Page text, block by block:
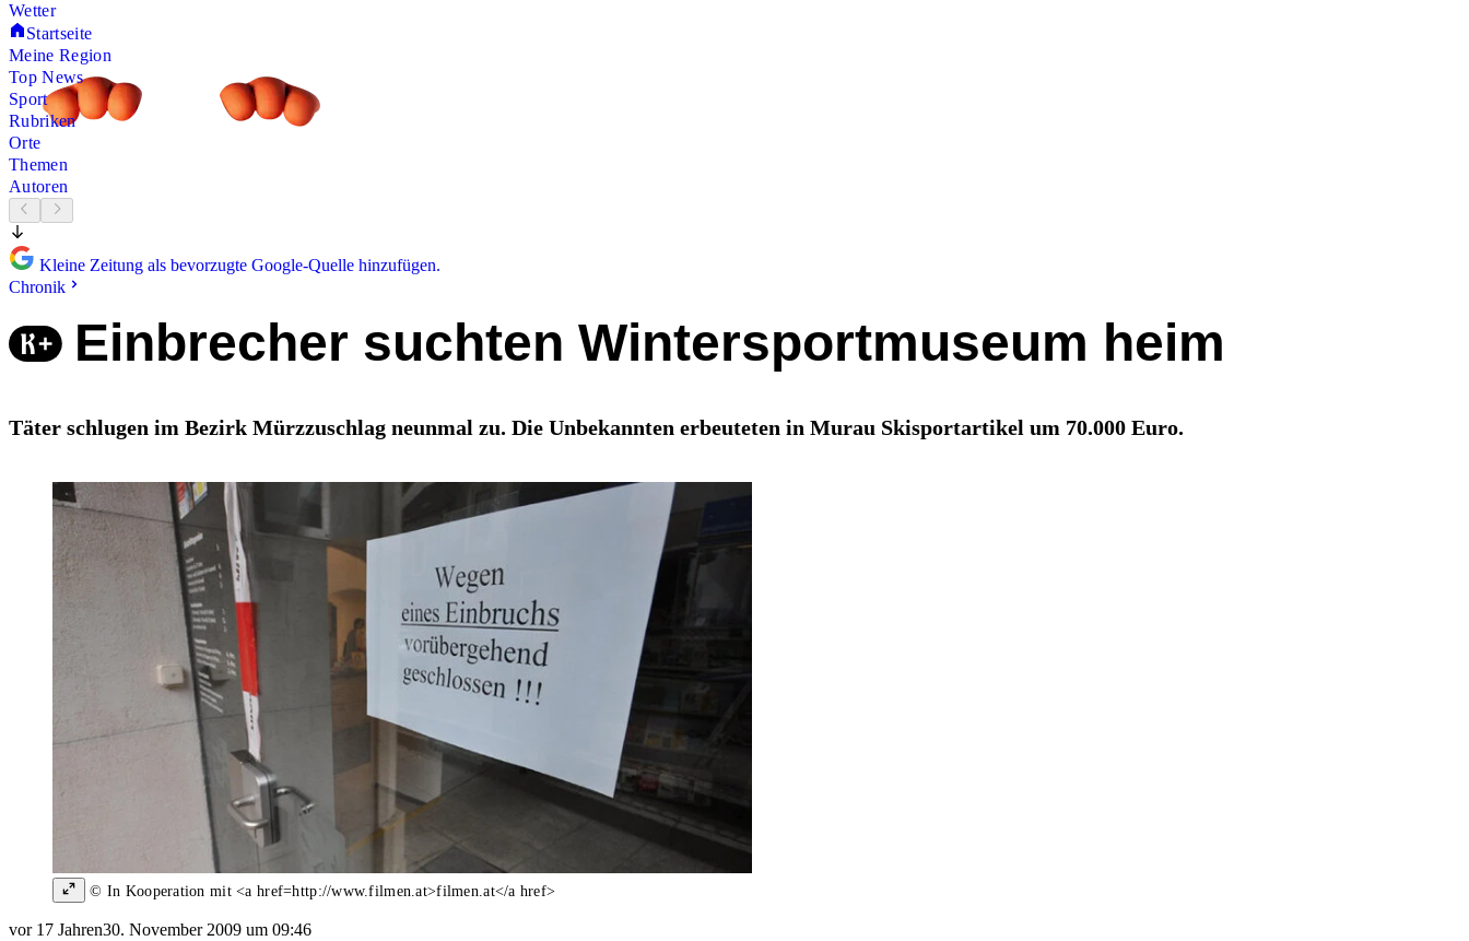
Wetter
Startseite
Meine Region
Top News
Sport
Rubriken
Orte
Themen
Autoren
Kleine Zeitung als bevorzugte Google-Quelle hinzufügen.
Chronik
Einbrecher suchten Wintersportmuseum heim
Täter schlugen im Bezirk Mürzzuschlag neunmal zu. Die Unbekannten erbeuteten in Murau Skisportartikel um 70.000 Euro.
© In Kooperation mit <a href=http://www.filmen.at>filmen.at</a href>
vor 17 Jahren30. November 2009 um 09:46